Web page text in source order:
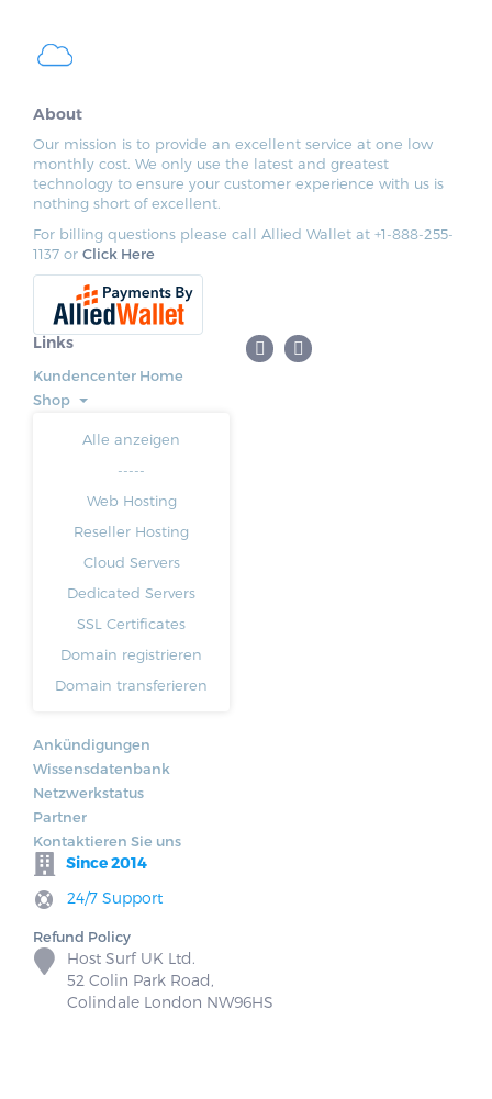
About
Our mission is to provide an excellent service at one low
monthly cost. We only use the latest and greatest
technology to ensure your customer experience with us is
nothing short of excellent.
For billing questions please call Allied Wallet at +1-888-255-
1137 or Click Here
Links
Kundencenter Home
Shop
Alle anzeigen
-----
Web Hosting
Reseller Hosting
Cloud Servers
Dedicated Servers
SSL Certificates
Domain registrieren
Domain transferieren
Ankündigungen
Wissensdatenbank
Netzwerkstatus
Partner
Kontaktieren Sie uns
Since 2014
24/7 Support
Refund Policy
Host Surf UK Ltd.
52 Colin Park Road,
Colindale London NW96HS